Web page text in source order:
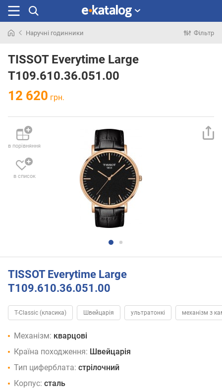
раніше
Наручні годинники Фільтр
TISSOT Everytime Large
T109.610.36.051.00
12 620 грн.
в порівняння
в список
TISSOT Everytime Large
T109.610.36.051.00
T-Classic (класика) Швейцарія ультратонкі механізм з
Механізм: кварцові
Країна походження: Швейцарія
Тип циферблата: стрілочний
Корпус: сталь